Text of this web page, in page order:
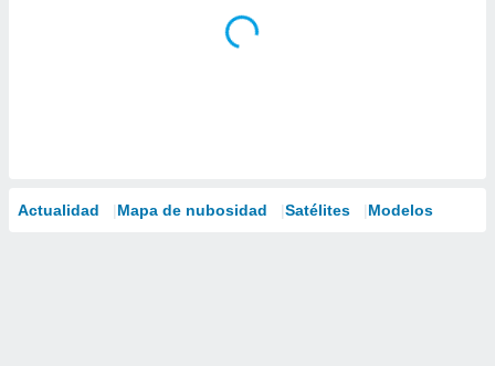
Actualidad Mapa de nubosidad Satélites Modelos